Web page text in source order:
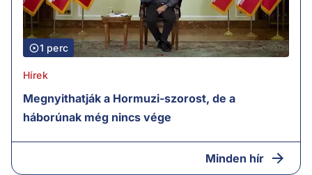
1 perc
Hírek
Megnyithatják a Hormuzi-szorost, de a
háborúnak még nincs vége
Minden hír